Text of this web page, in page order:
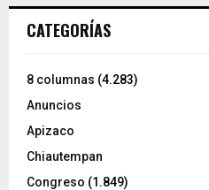
CATEGORÍAS
8 columnas (4.283)
Anuncios
Apizaco
Chiautempan
Congreso (1.849)